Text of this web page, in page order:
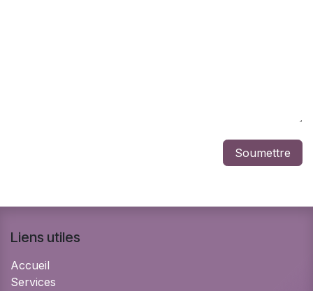
Soumettre
Liens utiles
Accueil
Services